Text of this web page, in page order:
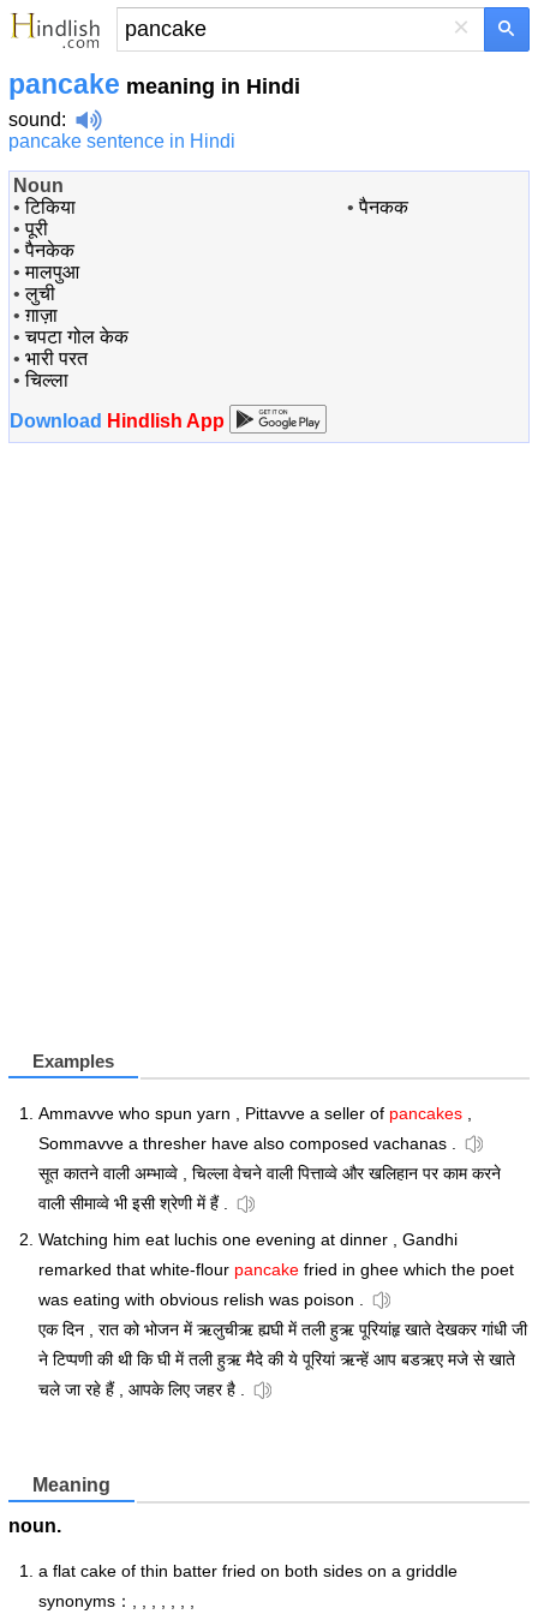
×
pancake meaning in Hindi
sound:
pancake sentence in Hindi
Noun
•टिकिया
•पूरी
•पैनकेक
•मालपुआ
•लुची
•ग़ाज़ा
•चपटा गोल केक
• भारी परत
•चिल्ला
•पैनकक
Download Hindlish App
Examples
Ammavve who spun yarn , Pittavve a seller of pancakes
Sommavve a thresher have also composed vachanas .
सूत कातने वाली अम्भाव्वे , चिल्ला वेचने वाली पित्ताव्वे और खलिहान पर काम करने
वाली सीमाव्वे भी इसी श्रेणी में हैं .
Watching him eat luchis one evening at dinner , Gandhi
remarked that white-flour pancake fried in ghee which the poet
was eating with obvious relish was poison .
एक दिन , रात को भोजन में ऋलुचीऋ ह्यघी में तली हुऋ पूरियांहृ खाते देखकर गांधी जी
ने टिप्पणी की थी कि घी में तली हुऋ मैदे की ये पूरियां ऋन्हें आप बडऋए मजे से खाते
चले जा रहे हैं , आपके लिए जहर है .
Meaning
noun.
a flat cake of thin batter fried on both sides on a griddle
synonyms：, , , , , , ,